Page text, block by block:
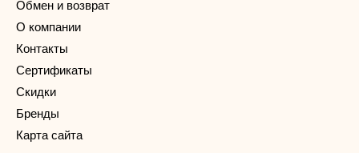
Обмен и возврат
О компании
Контакты
Сертификаты
Скидки
Бренды
Карта сайта